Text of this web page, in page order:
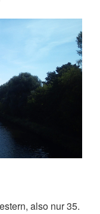
also nur 35.